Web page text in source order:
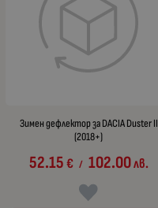
Зимен дефлектор за DACIA Duster II
(2018+)
52.15€ / 102.00лв.